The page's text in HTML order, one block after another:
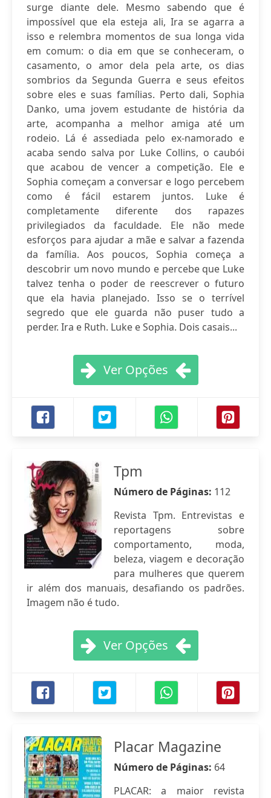
surge diante dele. Mesmo sabendo que é
impossível que ela esteja ali, Ira se agarra a
isso e relembra momentos de sua longa vida
em comum: o dia em que se conheceram, o
casamento, o amor dela pela arte, os dias
sombrios da Segunda Guerra e seus efeitos
sobre eles e suas famílias. Perto dali, Sophia
Danko, uma jovem estudante de história da
arte, acompanha a melhor amiga até um
rodeio. Lá é assediada pelo ex-namorado e
acaba sendo salva por Luke Collins, o caubói
que acabou de vencer a competição. Ele e
Sophia começam a conversar e logo percebem
como é fácil estarem juntos. Luke é
completamente diferente dos rapazes
privilegiados da faculdade. Ele não mede
esforços para ajudar a mãe e salvar a fazenda
da família. Aos poucos, Sophia começa a
descobrir um novo mundo e percebe que Luke
talvez tenha o poder de reescrever o futuro
que ela havia planejado. Isso se o terrível
segredo que ele guarda não puser tudo a
perder. Ira e Ruth. Luke e Sophia. Dois casais...
Ver Opções
Tpm
Número de Páginas: 112
Revista Tpm. Entrevistas e
reportagens sobre
comportamento, moda,
beleza, viagem e decoração
para mulheres que querem
ir além dos manuais, desafiando os padrões.
Imagem não é tudo.
Ver Opções
Placar Magazine
Número de Páginas: 64
PLACAR: a maior revista